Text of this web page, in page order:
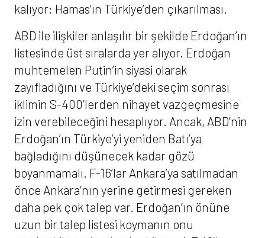
kalıyor: Hamas’ın Türkiye’den çıkarılması.
ABD ile ilişkiler anlaşılır bir şekilde Erdoğan’ın
listesinde üst sıralarda yer alıyor. Erdoğan
muhtemelen Putin’in siyasi olarak
zayıfladığını ve Türkiye’deki seçim sonrası
iklimin S-400’lerden nihayet vazgeçmesine
izin verebileceğini hesaplıyor. Ancak, ABD’nin
Erdoğan’ın Türkiye’yi yeniden Batı’ya
bağladığını düşünecek kadar gözü
boyanmamalı. F-16’lar Ankara’ya satılmadan
önce Ankara’nın yerine getirmesi gereken
daha pek çok talep var. Erdoğan’ın önüne
uzun bir talep listesi koymanın onu